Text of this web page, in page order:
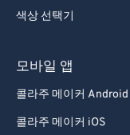
색상 선택기
모바일 앱
콜라주 메이커 Android
콜라주 메이커 iOS